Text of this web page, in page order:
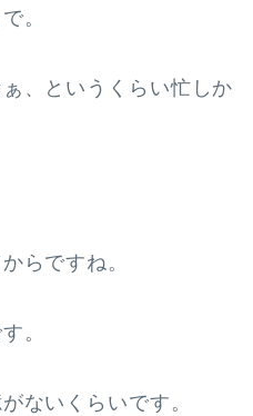
。
、というくらい忙しか
らですね。
。
ないくらいです。